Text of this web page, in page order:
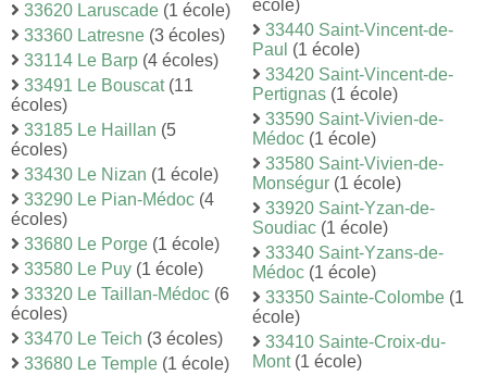
33620 Laruscade (1 école)
33360 Latresne (3 écoles)
33114 Le Barp (4 écoles)
33491 Le Bouscat(11
écoles)
33185 Le Haillan (5
écoles)
33430 Le Nizan (1 école)
33290 Le Pian-Médoc (4
écoles)
33680 Le Porge (1 école)
33580 Le Puy (1 école)
33320 Le Taillan-Médoc (6
écoles)
33470 Le Teich (3 écoles)
33680 Le Temple (1 école)
école)
33440 Saint-Vincent-de-
Paul (1 école)
33420 Saint-Vincent-de-
Pertignas (1 école)
33590 Saint-Vivien-de-
Médoc (1 école)
33580 Saint-Vivien-de-
Monségur (1 école)
33920 Saint-Yzan-de-
Soudiac (1 école)
33340 Saint-Yzans-de-
Médoc (1 école)
33350 Sainte-Colombe (1
école)
33410 Sainte-Croix-du-
Mont(1 école)